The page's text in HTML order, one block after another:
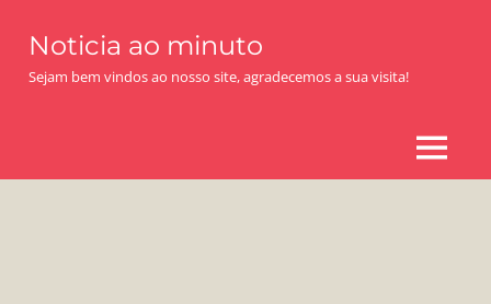
content
Noticia ao minuto
Sejam bem vindos ao nosso site, agradecemos a sua visita!
MENU